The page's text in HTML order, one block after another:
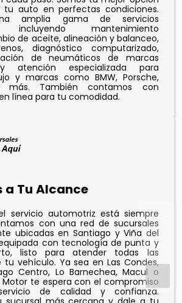
tu auto en perfectas condiciones.
amplia gama de servicios
incluyendo mantenimiento
de aceite, alineación y balanceo,
diagnóstico computarizado,
de neumáticos de marcas
atención especializada para
y marcas como BMW, Porsche,
más. También contamos con
línea para tu comodidad.
a Tu Alcance
servicio automotriz está siempre
con una red de sucursales
ubicadas en Santiago y Viña del
con tecnología de punta y
listo para atender todas las
tu vehículo. Ya sea en Las Condes,
Centro, Lo Barnechea, Macul o
Motor te espera con el compromiso
de calidad y confianza.